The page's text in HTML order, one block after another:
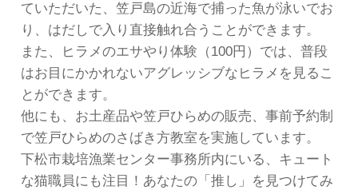
ていただいた、笠戸島の近海で捕った魚が泳いでお
り、はだしで入り直接触れ合うことができます。
また、ヒラメのエサやり体験（100円）では、普段
はお目にかかれないアグレッシブなヒラメを見るこ
とができます。
他にも、お土産品や笠戸ひらめの販売、事前予約制
で笠戸ひらめのさばき方教室を実施しています。
下松市栽培漁業センター事務所内にいる、キュート
な猫職員にも注目！あなたの「推し」を見つけてみ